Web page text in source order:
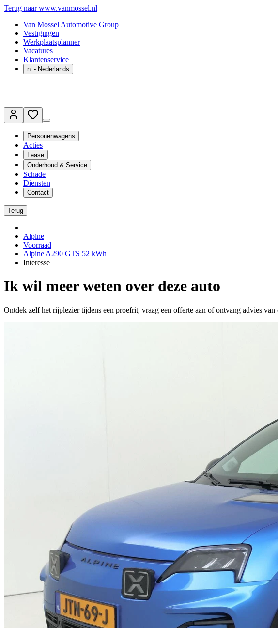
Terug naar www.vanmossel.nl
Van Mossel Automotive Group
Vestigingen
Werkplaatsplanner
Vacatures
Klantenservice
nl - Nederlands
Personenwagens
Acties
Lease
Onderhoud & Service
Schade
Diensten
Contact
Terug
Alpine
Voorraad
Alpine A290 GTS 52 kWh
Interesse
Ik wil meer weten over deze auto
Ontdek zelf het rijplezier tijdens een proefrit, vraag een offerte aan of ontvang advies